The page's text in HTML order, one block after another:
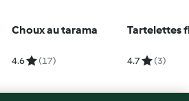
Choux au tarama
4.6 (17)
Tartelettes
4.7 (3)